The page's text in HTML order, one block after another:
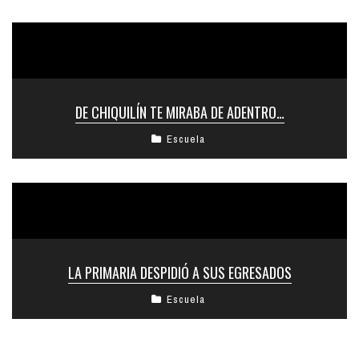
DE CHIQUILÍN TE MIRABA DE ADENTRO…
Escuela
LA PRIMARIA DESPIDIÓ A SUS EGRESADOS
Escuela